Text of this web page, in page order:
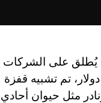
يُطلق على الشركات
تم تشبيه قفزة
مثل حيوان أحادي